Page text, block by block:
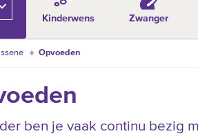
Kinderwens
Zwanger
Opvoeden
ben je vaak continu bezig